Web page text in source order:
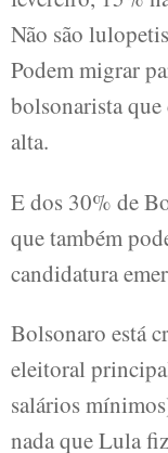
Não são
Podem migrar
bolsonarista
alta.
E dos 30% de
que também
candidatura
Bolsonaro está
eleitoral
salários
nada que Lula